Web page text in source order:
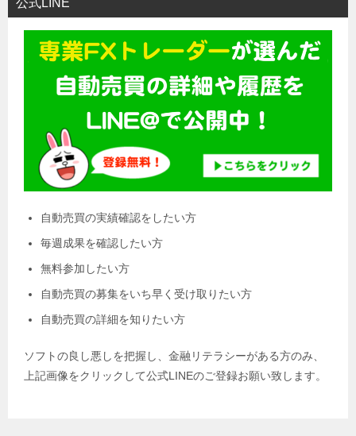
自動売買の実績確認をしたい方
毎週成果を確認したい方
無料参加したい方
自動売買の募集をいち早く受け取りたい方
自動売買の詳細を知りたい方
ソフトの良し悪しを把握し、金融リテラシーがある方のみ、
上記画像をクリックして公式LINEのご登録お願い致します。